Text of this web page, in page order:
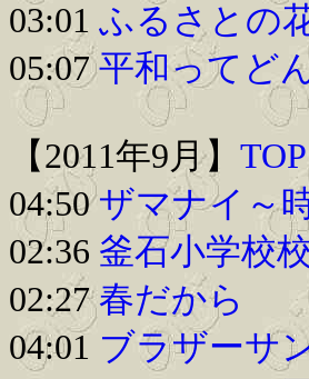
03:01 ふるさとの
05:07平和ってど
【2011年9月】 TOP
04:50ザマナイ～
02:36 釜石小学校
02:27春だから
04:01 ブラザーサ